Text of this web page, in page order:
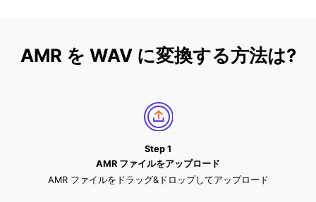
AMR を WAV に変換する方法は?
Step 1
AMR ファイルをアップロード
AMR ファイルをドラッグ&ドロップしてアップロード